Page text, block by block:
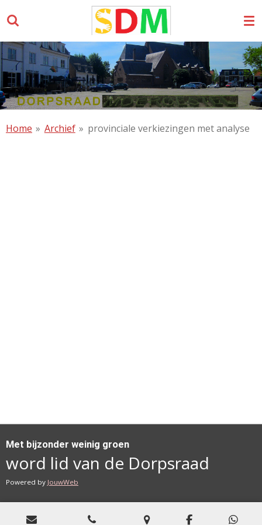
direct
naar
de
hoofdinhoud
Home » Archief » provinciale verkiezingen met analyse
Met bijzonder weinig groen
word lid van de Dorpsraad
Powered by JouwWeb